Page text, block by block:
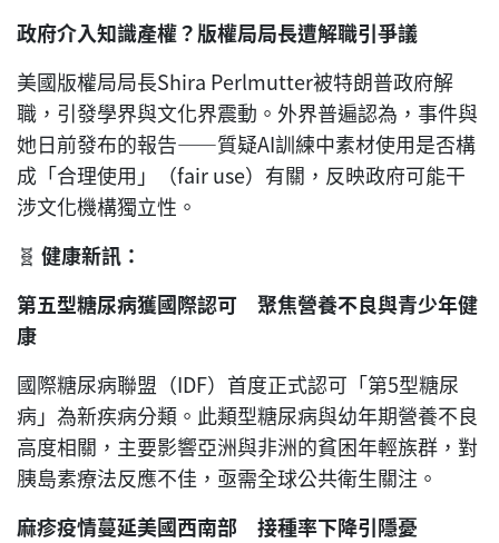
政府介入知識產權？版權局局長遭解職引爭議
美國版權局局長Shira Perlmutter被特朗普政府解
職，引發學界與文化界震動。外界普遍認為，事件與
她日前發布的報告——質疑AI訓練中素材使用是否構
成「合理使用」（fair use）有關，反映政府可能干
涉文化機構獨立性。
🧬 健康新訊：
第五型糖尿病獲國際認可 聚焦營養不良與青少年健
康
國際糖尿病聯盟（IDF）首度正式認可「第5型糖尿
病」為新疾病分類。此類型糖尿病與幼年期營養不良
高度相關，主要影響亞洲與非洲的貧困年輕族群，對
胰島素療法反應不佳，亟需全球公共衛生關注。
麻疹疫情蔓延美國西南部 接種率下降引隱憂